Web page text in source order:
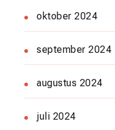
oktober 2024
september 2024
augustus 2024
juli 2024